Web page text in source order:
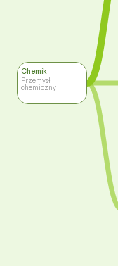
Chemik
Przemysł
chemiczny